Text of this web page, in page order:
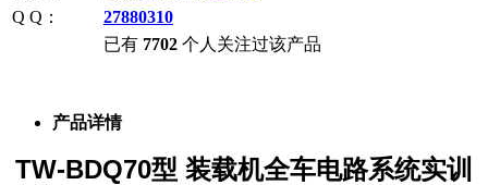
Q Q：
27880310
已有 7702 个人关注过该产品
产品详情
TW-BDQ70型 装载机全车电路系统实训